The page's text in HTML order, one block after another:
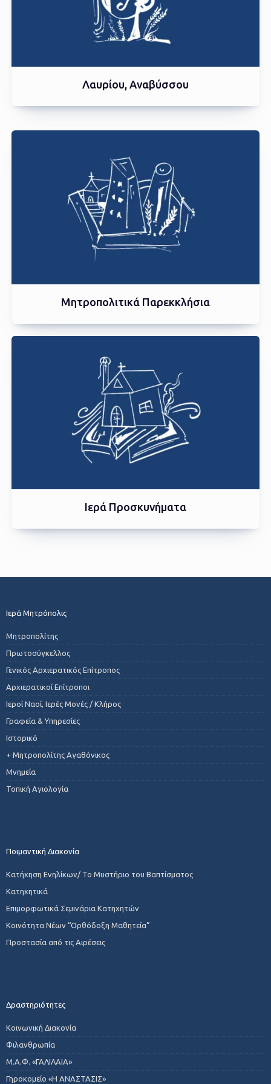
Λαυρίου, Αναβύσσου
Μητροπολιτικά Παρεκκλήσια
Ιερά Προσκυνήματα
Ιερά Μητρόπολις
Μητροπολίτης
Πρωτοσύγκελλος
Γενικός Αρχιερατικός Επίτροπος
Αρχιερατικοί Επίτροποι
Ιεροί Ναοί, Ιερές Μονές / Κλήρος
Γραφεία & Υπηρεσίες
Ιστορικό
+ Μητροπολίτης Αγαθόνικος
Μνημεία
Τοπική Αγιολογία
Ποιμαντική Διακονία
Κατήχηση Ενηλίκων/ Το Μυστήριο του Βαπτίσματος
Κατηχητικά
Επιμορφωτικά Σεμινάρια Κατηχητών
Κοινότητα Νέων “Ορθόδοξη Μαθητεία”
Προστασία από τις Αιρέσεις
Δραστηριότητες
Κοινωνική Διακονία
Φιλανθρωπία
Μ.Α.Φ. «ΓΑΛΙΛΑΙΑ»
Γηροκομείο «Η ΑΝΑΣΤΑΣΙΣ»